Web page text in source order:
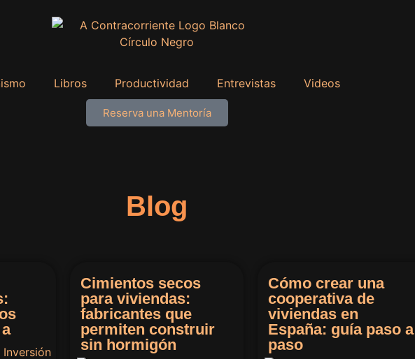
Libros Productividad Entrevistas Videos
Reserva una Mentoría
Blog
Cimientos secos
para viviendas:
fabricantes que
permiten construir
sin hormigón
Cómo crear una
cooperativa de
viviendas en
España: guía paso a
paso